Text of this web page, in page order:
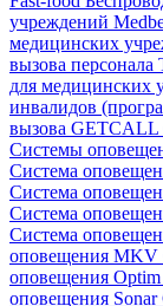
учреждений
медицинских
вызова персонала
для медицинских
инвалидов
вызова GETCALL
Системы
Система
Система
Система
Система
оповещения MKV
оповещения Optim
оповещения Sonar